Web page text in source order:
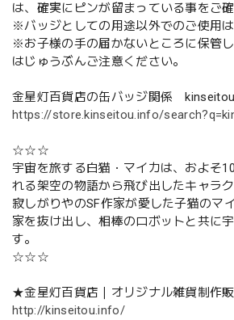
は、確実にピンが留まっている事をご確
※バッジとしての用途以外でのご使用は
※お子様の手の届かないところに保管
はじゅうぶんご注意ください。
金星灯百貨店の缶バッジ関係
https://store.kinseitou.info/
☆☆☆
宇宙を旅する白猫・マイカは、およそ
れる架空の物語から飛び出したキャラク
寂しがりやのSF作家が愛した子猫のマ
家を抜け出し、相棒のロボットと共に
す。
☆☆☆
★金星灯百貨店｜オリジナル雑貨制作
http://kinseitou.info/